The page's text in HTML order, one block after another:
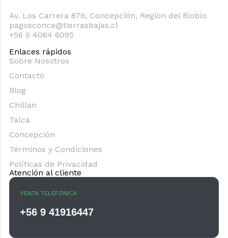
Av. Los Carrera 879, Concepción, Región del Biobío
pagosconce@tierrasbajas.cl
+56 9 4064 6095
Enlaces rápidos
Sobre Nosotros
Contacto
Blog
Chillán
Talca
Concepción
Términos y Condiciones
Políticas de Privacidad
Atención al cliente
VENTA TELEFÓNICA
+56 9 41916447